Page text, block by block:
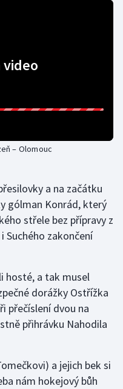
video
– Olomouc
a na začátku
gólman Konrád, který
střele bez přípravy z
Suchého zakončení
hosté, a tak musel
dorážky Ostřížka
přečíslení dvou na
přihrávku Nahodila
a jejich bek si
nám hokejový bůh